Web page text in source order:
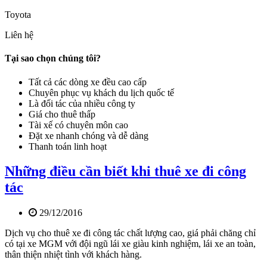
Toyota
Liên hệ
Tại sao chọn chúng tôi?
Tất cả các dòng xe đều cao cấp
Chuyên phục vụ khách du lịch quốc tế
Là đối tác của nhiều công ty
Giá cho thuê thấp
Tài xế có chuyên môn cao
Đặt xe nhanh chóng và dễ dàng
Thanh toán linh hoạt
Những điều cần biết khi thuê xe đi công
tác
29/12/2016
Dịch vụ cho thuê xe đi công tác chất lượng cao, giá phải chăng chỉ
có tại xe MGM với đội ngũ lái xe giàu kinh nghiệm, lái xe an toàn,
thân thiện nhiệt tình với khách hàng.